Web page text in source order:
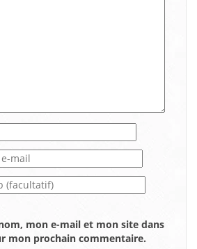
mon e-mail et mon site dans
mon prochain commentaire.